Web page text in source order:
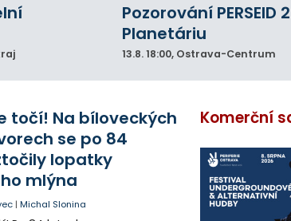
Pozorování PERSEID
Planetáriu
13.8.18:00, Ostrava-Centrum
točí! Na bíloveckých
se po 84
lopatky
mlýna
|Michal Slonina
Komerční